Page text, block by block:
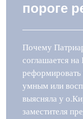
пороге
Почему
соглашается
умным или
выясняла у
заместителя